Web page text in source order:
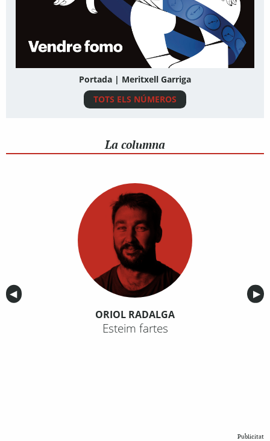
Portada | Meritxell Garriga
TOTS ELS NÚMEROS
La columna
Anterior
◀︎ ▶︎
ORIOL RADALGA
Esteim fartes
Publicitat